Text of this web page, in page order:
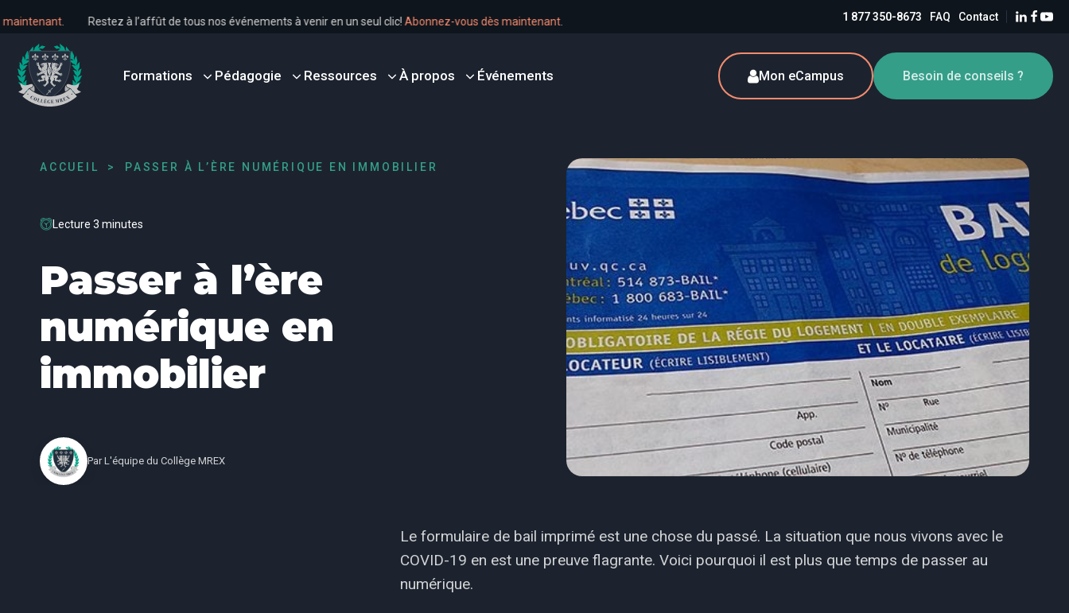
dès maintenant. Restez à l’affût de tous nos événements à venir en un seul clic!Abonnez-vous dès maintenant 1 877 350-8673 FAQ Contact
Formations Pédagogie Ressources À propos Événements Mon eCampus Besoin de conseils ?
ACCUEIL PASSER À L’ÈRE NUMÉRIQUE EN IMMOBILIER
Lecture 3 minutes
Passer à l’ère
numérique en
immobilier
Par L'équipe du Collège MREX
Le formulaire de bail imprimé est une chose du passé. La situation que nous vivons avec le
COVID-19 en est une preuve flagrante. Voici pourquoi il est plus que temps de passer au
numérique.